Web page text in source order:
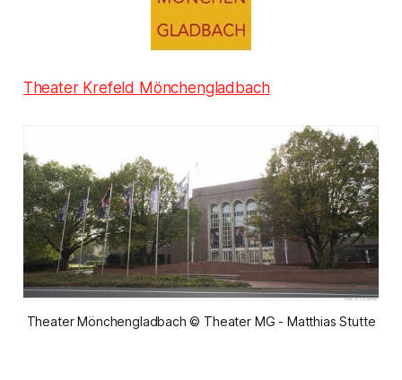
Theater Krefeld Mönchengladbach
Theater Mönchengladbach © Theater MG - Matthias Stutte